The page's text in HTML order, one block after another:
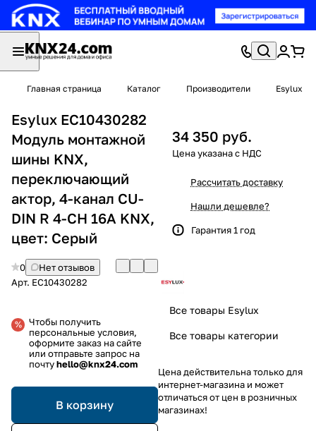
Главная страница Каталог Производители Esylux
Esylux EC10430282
Модуль монтажной
шины KNX,
переключающий
актор, 4-канал CU-
DIN R 4-CH 16A KNX,
цвет: Серый
0
Нет отзывов
Арт. EC10430282
Чтобы получить
персональные условия,
оформите заказ на сайте
или отправьте запрос на
почтуhello@knx24.com
В корзину
34 350 руб.
Рассчитать доставку
Нашли дешевле?
Гарантия 1 год
Все товары Esylux
Все товары категории
Цена действительна только для
интернет-магазина и может
отличаться от цен в розничных
магазинах!